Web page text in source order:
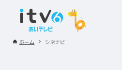
ホーム シネナビ